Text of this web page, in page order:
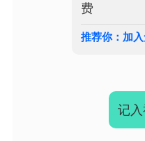
费
推荐你：加
记